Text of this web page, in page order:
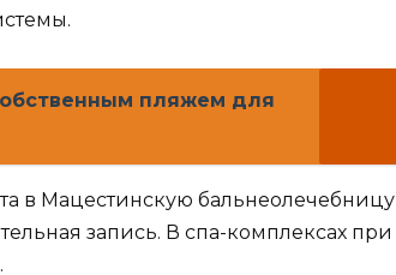
пляжем для
в Мацестинскую бальнеолечебницу
запись. В спа-комплексах при